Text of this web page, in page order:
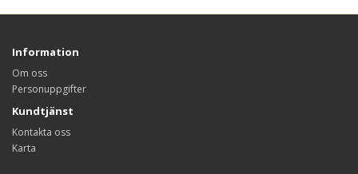
Information
Om oss
Personuppgifter
Kundtjänst
Kontakta oss
Karta